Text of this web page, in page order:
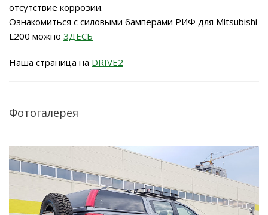
отсутствие коррозии.
Ознакомиться с силовыми бамперами РИФ для Mitsubishi
L200 можно ЗДЕСЬ
Наша страница на DRIVE2
Фотогалерея